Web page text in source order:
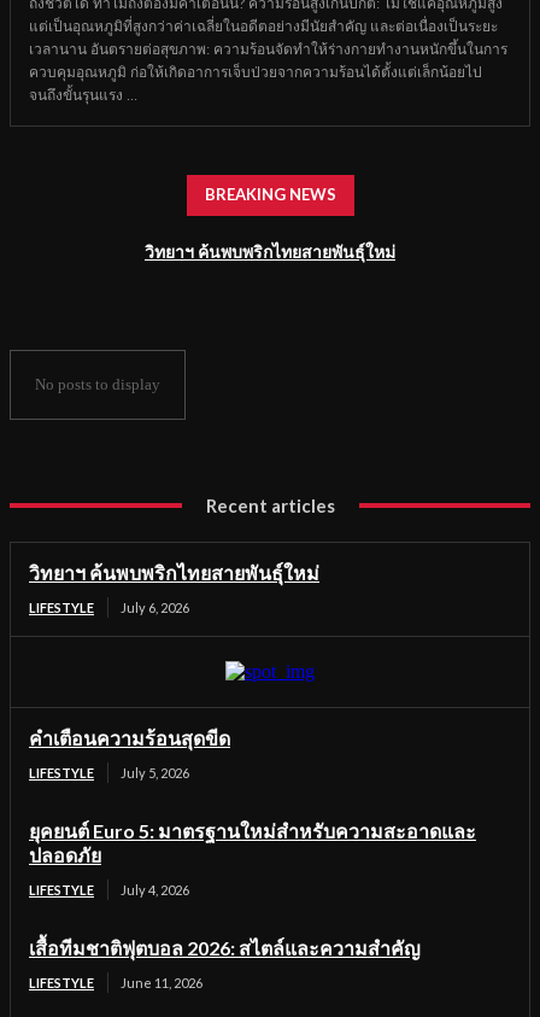
ถึงชีวิตได้ ทำไมถึงต้องมีคำเตือนนี้? ความร้อนสูงเกินปกติ: ไม่ใช่แค่อุณหภูมิสูง
แต่เป็นอุณหภูมิที่สูงกว่าค่าเฉลี่ยในอดีตอย่างมีนัยสำคัญ และต่อเนื่องเป็นระยะ
เวลานาน อันตรายต่อสุขภาพ: ความร้อนจัดทำให้ร่างกายทำงานหนักขึ้นในการ
ควบคุมอุณหภูมิ ก่อให้เกิดอาการเจ็บป่วยจากความร้อนได้ตั้งแต่เล็กน้อยไป
จนถึงขั้นรุนแรง ...
BREAKING NEWS
วิทยาฯ ค้นพบพริกไทยสายพันธุ์ใหม่
No posts to display
Recent articles
วิทยาฯ ค้นพบพริกไทยสายพันธุ์ใหม่
LIFESTYLE July 6, 2026
คำเตือนความร้อนสุดขีด
LIFESTYLE July 5, 2026
ยุคยนต์ Euro 5: มาตรฐานใหม่สำหรับความสะอาดและ
ปลอดภัย
LIFESTYLE July 4, 2026
เสื้อทีมชาติฟุตบอล 2026: สไตล์และความสำคัญ
LIFESTYLE June 11, 2026